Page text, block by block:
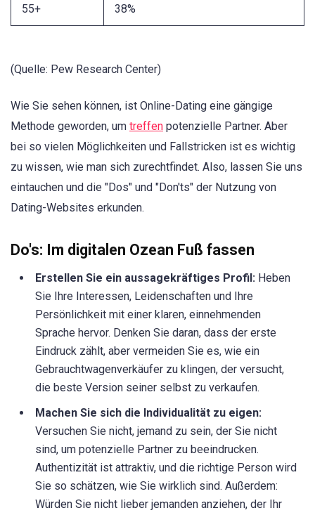
55+ 38%
(Quelle: Pew Research Center)
Wie Sie sehen können, ist Online-Dating eine gängige
Methode geworden, um treffen potenzielle Partner. Aber
bei so vielen Möglichkeiten und Fallstricken ist es wichtig
zu wissen, wie man sich zurechtfindet. Also, lassen Sie uns
eintauchen und die "Dos" und "Don'ts" der Nutzung von
Dating-Websites erkunden.
Do's: Im digitalen Ozean Fuß fassen
Erstellen Sie ein aussagekräftiges Profil: Heben
Sie Ihre Interessen, Leidenschaften und Ihre
Persönlichkeit mit einer klaren, einnehmenden
Sprache hervor. Denken Sie daran, dass der erste
Eindruck zählt, aber vermeiden Sie es, wie ein
Gebrauchtwagenverkäufer zu klingen, der versucht,
die beste Version seiner selbst zu verkaufen.
Machen Sie sich die Individualität zu eigen:
Versuchen Sie nicht, jemand zu sein, der Sie nicht
sind, um potenzielle Partner zu beeindrucken.
Authentizität ist attraktiv, und die richtige Person wird
Sie so schätzen, wie Sie wirklich sind. Außerdem:
Würden Sie nicht lieber jemanden anziehen, der Ihr